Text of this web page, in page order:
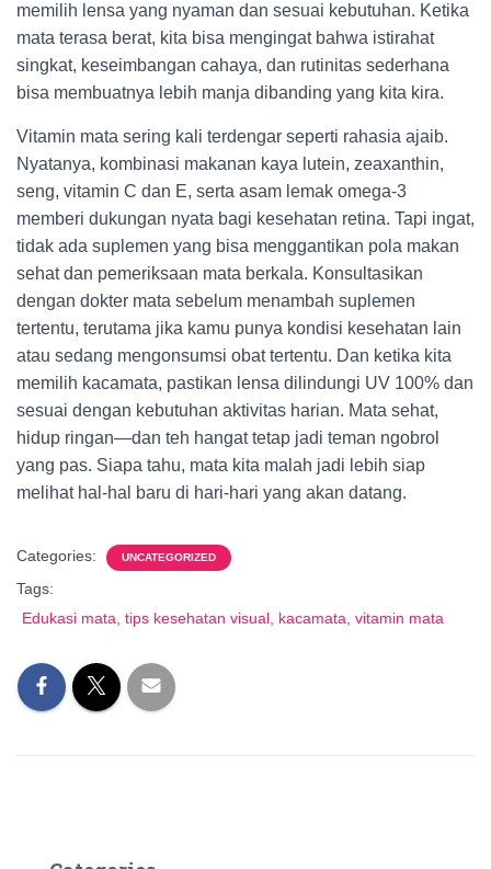
memilih lensa yang nyaman dan sesuai kebutuhan. Ketika
mata terasa berat, kita bisa mengingat bahwa istirahat
singkat, keseimbangan cahaya, dan rutinitas sederhana
bisa membuatnya lebih manja dibanding yang kita kira.
Vitamin mata sering kali terdengar seperti rahasia ajaib.
Nyatanya, kombinasi makanan kaya lutein, zeaxanthin,
seng, vitamin C dan E, serta asam lemak omega-3
memberi dukungan nyata bagi kesehatan retina. Tapi ingat,
tidak ada suplemen yang bisa menggantikan pola makan
sehat dan pemeriksaan mata berkala. Konsultasikan
dengan dokter mata sebelum menambah suplemen
tertentu, terutama jika kamu punya kondisi kesehatan lain
atau sedang mengonsumsi obat tertentu. Dan ketika kita
memilih kacamata, pastikan lensa dilindungi UV 100% dan
sesuai dengan kebutuhan aktivitas harian. Mata sehat,
hidup ringan—dan teh hangat tetap jadi teman ngobrol
yang pas. Siapa tahu, mata kita malah jadi lebih siap
melihat hal-hal baru di hari-hari yang akan datang.
Categories: UNCATEGORIZED
Tags:
Edukasi mata, tips kesehatan visual, kacamata, vitamin mata